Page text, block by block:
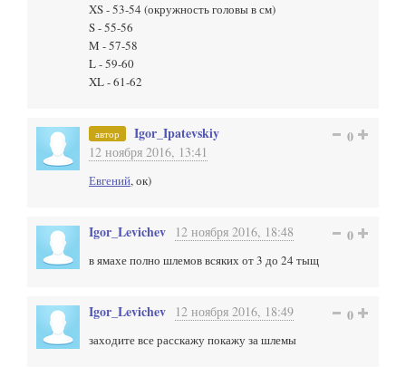
XS - 53-54 (окружность головы в см)
S - 55-56
M - 57-58
L - 59-60
XL - 61-62
автор Igor_Ipatevskiy
12 ноября 2016, 13:41
0
Евгений, ок)
Igor_Levichev 12 ноября 2016, 18:48 0
в ямахе полно шлемов всяких от 3 до 24 тыщ
Igor_Levichev 12 ноября 2016, 18:49 0
заходите все расскажу покажу за шлемы